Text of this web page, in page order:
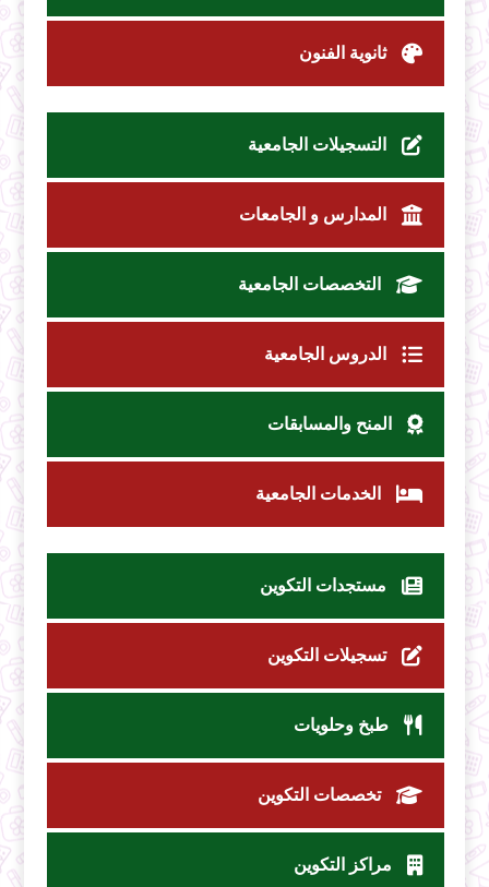
ثانوية الفنون
التسجيلات الجامعية
المدارس و الجامعات
التخصصات الجامعية
الدروس الجامعية
المنح والمسابقات
الخدمات الجامعية
مستجدات التكوين
تسجيلات التكوين
طبخ وحلويات
تخصصات التكوين
مراكز التكوين